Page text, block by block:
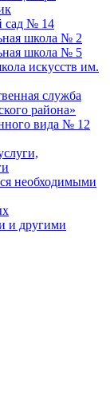
сад № 14
школа № 2
школа № 5
искусств им.
служба
района»
вида № 12
необходимыми
и другими